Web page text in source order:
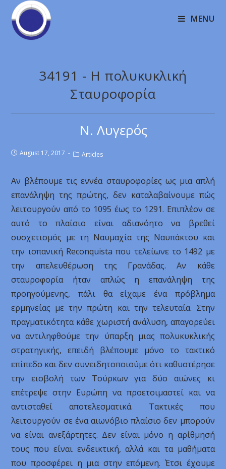
MENU
34191 - Η πολυκυκλική
Σταυροφορία
Ν. Λυγερός
August 17, 2017 Articles
Αν βλέπουμε τις εννέα σταυροφορίες ως μια απλή
επανάληψη της πρώτης, δεν καταλαβαίνουμε πώς
λειτουργούν από το 1095 έως το 1291. Επιπλέον σε
αυτό το πλαίσιο είναι αδιανόητο να βρεθεί
συσχετισμός με τη Ναυμαχία της Ναυπάκτου και
την ισπανική Reconquista που τελείωνε το 1492 με
την απελευθέρωση της Γρανάδας. Αν κάθε
σταυροφορία ήταν απλώς η επανάληψη της
προηγούμενης, πάλι θα είχαμε ένα πρόβλημα
ερμηνείας με την πρώτη και την τελευταία. Στην
πραγματικότητα κάθε χωριστή ανάλυση, απαγορεύει
να αντιληφθούμε την ύπαρξη μιας πολυκυκλικής
στρατηγικής, επειδή βλέπουμε μόνο το τακτικό
επίπεδο και δεν συνειδητοποιούμε ότι καθυστέρησε
την εισβολή των Τούρκων για δύο αιώνες κι
επέτρεψε στην Ευρώπη να προετοιμαστεί και να
αντισταθεί αποτελεσματικά. Τακτικές που
λειτουργούν σε ένα αιωνόβιο πλαίσιο δεν μπορούν
να είναι ανεξάρτητες. Δεν είναι μόνο η αρίθμησή
τους που είναι ενδεικτική, αλλά και τα μαθήματα
που προσφέρει η μια στην επόμενη. Έτσι έχουμε